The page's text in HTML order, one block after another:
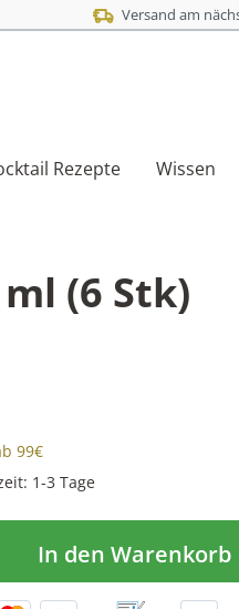
Versand am
Rezepte Wissen
(6 Stk)
99€
1-3 Tage
In den Warenkorb